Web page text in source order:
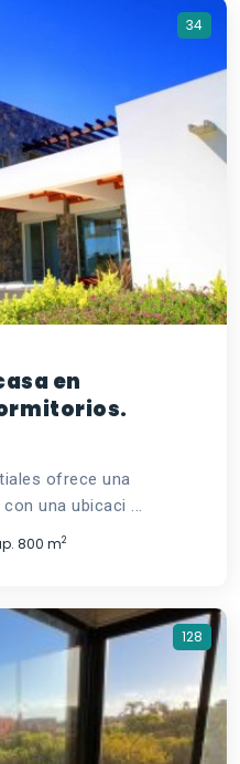
34
en
ofrece una
una ubicaci ...
800 m2
128